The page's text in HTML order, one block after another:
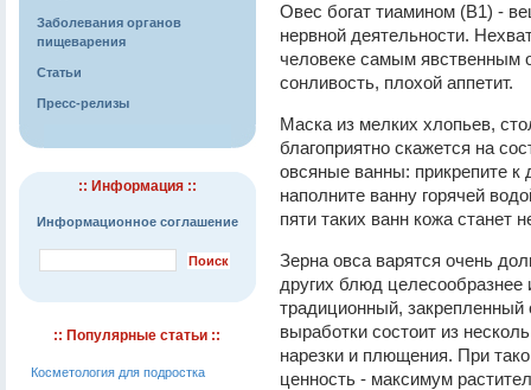
Заболевания органов
пищеварения
Статьи
Пресс-релизы
:: Информация ::
Информационное соглашение
:: Популярные статьи ::
Косметология для подростка
Овес богат тиамином (В1) -
нервной деятельности.
человеке самым явственным
сонливость, плохой аппетит.
Маска из мелких хлопьев,
благоприятно скажется на
овсяные ванны: прикрепите
наполните ванну горячей
пяти таких ванн кожа станет
Зерна овса варятся очень
других блюд
традиционный,
выработки состоит из
нарезки и плющения. При
ценность - максимум